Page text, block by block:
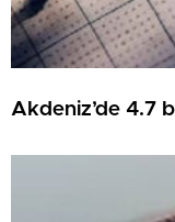
Akdeniz’de 4.7